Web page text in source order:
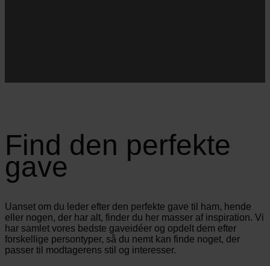
Find den perfekte
gave
Uanset om du leder efter den perfekte gave til ham, hende
eller nogen, der har alt, finder du her masser af inspiration. Vi
har samlet vores bedste gaveidéer og opdelt dem efter
forskellige persontyper, så du nemt kan finde noget, der
passer til modtagerens stil og interesser.